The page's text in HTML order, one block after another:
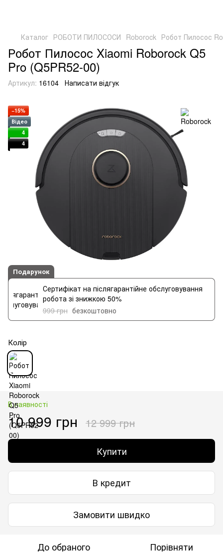
Каталог РОБОТИ ПИЛОСОСИ Roborock Робот Пилосос
Робот Пилосос Xiaomi Roborock Q5
Pro (Q5PR52-00)
Артикул: 16104 Написати відгук
−15%
Відео
4
4
Подарунок
Сертифікат на післягарантійне обслуговування
робота зі знижкою 50%
999 грн безкоштовно
Колір
В наявності
10 999 грн 12 999 грн
Купити
В кредит
Замовити швидко
До обраного Порівняти